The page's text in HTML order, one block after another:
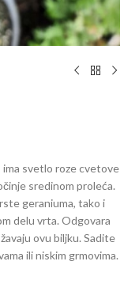
ima svetlo roze cvetove
sredinom proleća.
geraniuma, tako i
delu vrta. Odgovara
ovu biljku. Sadite
ili niskim grmovima.